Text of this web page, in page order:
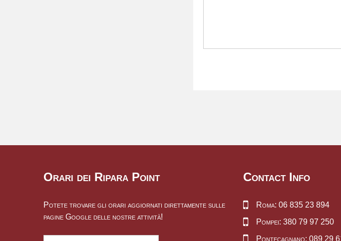
Orari dei Ripara Point
Potete trovare gli orari aggiornati direttamente sulle
pagine Google delle nostre attività!
Contact Info
Roma: 06 835 23 894
Pompei: 380 79 97 250
Pontecagnano: 089 29